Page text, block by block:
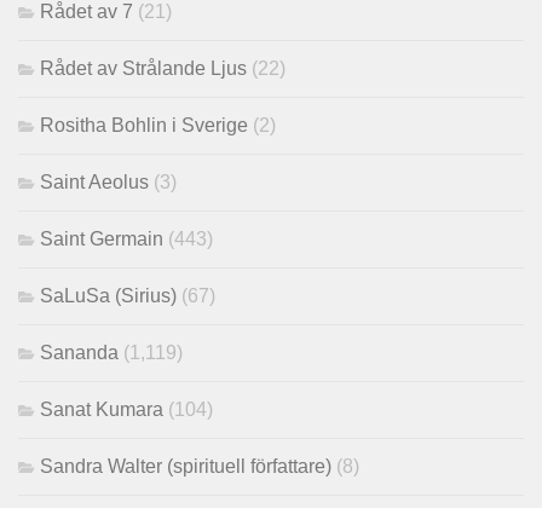
Rådet av 7 (21)
Rådet av Strålande Ljus (22)
Rositha Bohlin i Sverige (2)
Saint Aeolus (3)
Saint Germain (443)
SaLuSa (Sirius) (67)
Sananda (1,119)
Sanat Kumara (104)
Sandra Walter (spirituell författare) (8)